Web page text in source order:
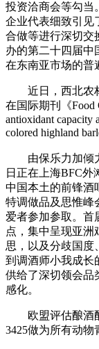
投资洽商会等勾当
企业代表细致引见
合做等进行深切交
办的第二十四届中
在东南亚市场的普
近日，西北农林
在国际期刊《Food
antioxidant capacity
colored highland
由保乐力加倾力
日正在上海BFC外
中国本土的前锋酒
特调做品及思惟峰
爱者参加参取。首
点，集中呈现亚洲
思，以及分歧国度
到调酒师小我成长
供给了深切领会品
感化。
欧盟评估酿酒酵
3425做为所有动物